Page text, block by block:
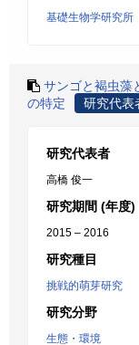
基礎生物学研究所
サンゴと褐虫藻
の特定
研究代表
研究代表者
高橋 俊一
研究期間 (年度)
2015 – 2016
研究種目
挑戦的萌芽研究
研究分野
生態・環境